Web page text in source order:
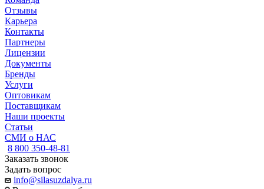
Отзывы
Карьера
Контакты
Партнеры
Лицензии
Документы
Бренды
Услуги
Оптовикам
Поставщикам
Наши проекты
Статьи
СМИ о НАС
8 800 350-48-81
Заказать звонок
Задать вопрос
info@silasuzdalya.ru